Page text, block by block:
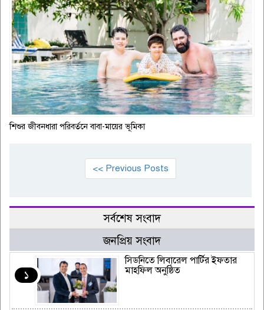
শিশুর জীবনধারা পরিবর্তনে বাবা-মায়ের ভূমিকা
<< Previous Posts
সর্বশেষ সংবাদ
জনপ্রিয় সংবাদ
১
সিডনিতে লিবারেল পার্টির ইফতার
মাহফিল অনুষ্ঠিত